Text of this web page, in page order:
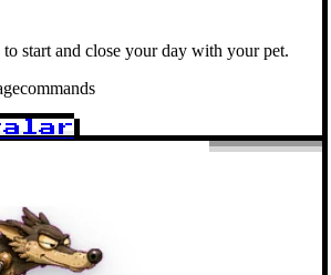
start and close your day with your pet.
commands